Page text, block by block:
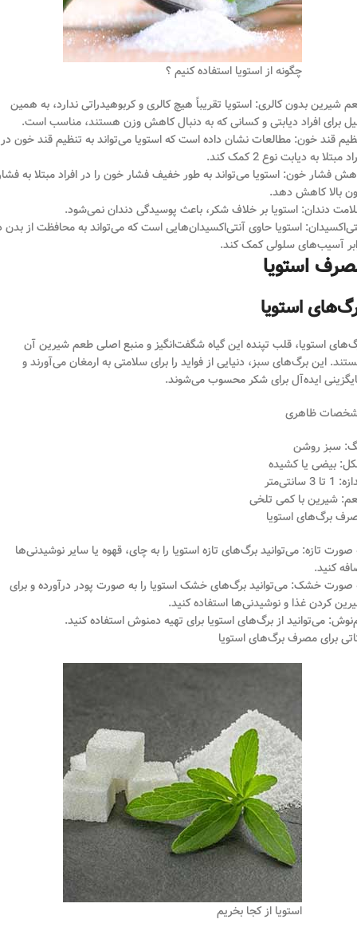
چگونه از استویا استفاده کنیم ؟
شیرین بدون کالری: استویا تقریباً هیچ کالری و کربوهیدراتی ندارد، به همین
برای افراد دیابتی و کسانی که به دنبال کاهش وزن هستند، مناسب است.
قند خون: مطالعات نشان داده است که استویا می‌تواند به تنظیم قند خون در
مبتلا به دیابت نوع 2 کمک کند.
فشار خون: استویا می‌تواند به طور خفیف فشار خون را در افراد مبتلا به
بالا کاهش دهد.
دندان: استویا بر خلاف شکر، باعث پوسیدگی دندان نمی‌شود.
استویا حاوی آنتی‌اکسیدان‌هایی است که می‌تواند به محافظت از بدن
آسیب‌های سلولی کمک کند.
استویا
استویا
استویا، قلب تپنده این گیاه شگفت‌انگیز و منبع اصلی طعم شیرین آن
این برگ‌های سبز، دنیایی از فواید را برای سلامتی به ارمغان می‌آورند و
ایده‌آل برای شکر محسوب می‌شوند.
ظاهری
سبز روشن
بیضی یا کشیده
3 سانتی‌متر
شیرین با کمی تلخی
برگ‌های استویا
صورت تازه: می‌توانید برگ‌های تازه استویا را به چای، قهوه یا سایر نوشیدنی‌ها
کنید.
صورت خشک: می‌توانید برگ‌های خشک استویا را به صورت پودر درآورده و برای
کردن غذا و نوشیدنی‌ها استفاده کنید.
می‌توانید از برگ‌های استویا برای تهیه دمنوش استفاده کنید.
برای مصرف برگ‌های استویا
استویا از کجا بخریم